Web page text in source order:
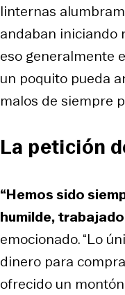
linternas
andaban iniciando
eso generalmente
un poquito pueda
malos de siempre
La petición
“Hemos sido
humilde,
emocionado. “Lo
dinero para
ofrecido un